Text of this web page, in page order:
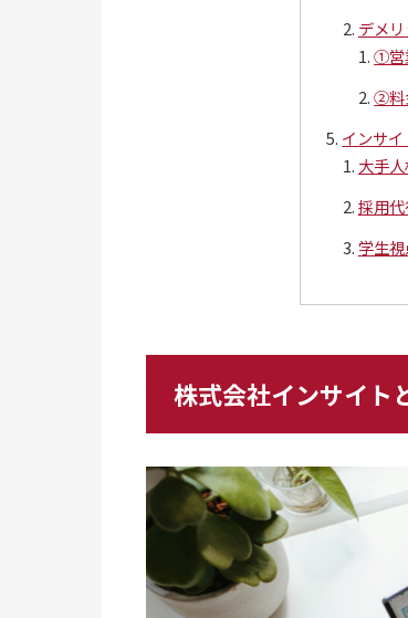
デメ
①営
②料
インサ
大手
採用
学生
株式会社インサイト